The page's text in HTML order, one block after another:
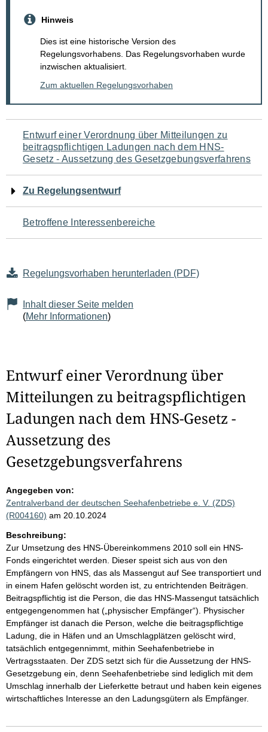
Hinweis
Dies ist eine historische Version des
Regelungsvorhabens. Das Regelungsvorhaben wurde
inzwischen aktualisiert.
Zum aktuellen Regelungsvorhaben
Navigation
für
den
Seiteninhalt
Entwurf einer Verordnung über Mitteilungen zu
beitragspflichtigen Ladungen nach dem HNS-
Gesetz - Aussetzung des Gesetzgebungsverfahrens
Zu Regelungsentwurf
Betroffene Interessenbereiche
Regelungsvorhaben herunterladen (PDF)
Inhalt dieser Seite melden
(Mehr Informationen)
Entwurf einer Verordnung über
Mitteilungen zu beitragspflichtigen
Ladungen nach dem HNS-Gesetz -
Aussetzung des
Gesetzgebungsverfahrens
Angegeben von:
Zentralverband der deutschen Seehafenbetriebe e. V. (ZDS)
(R004160) am 20.10.2024
Beschreibung:
Zur Umsetzung des HNS-Übereinkommens 2010 soll ein HNS-
Fonds eingerichtet werden. Dieser speist sich aus von den
Empfängern von HNS, das als Massengut auf See transportiert und
in einem Hafen gelöscht worden ist, zu entrichtenden Beiträgen.
Beitragspflichtig ist die Person, die das HNS-Massengut tatsächlich
entgegengenommen hat („physischer Empfänger“). Physischer
Empfänger ist danach die Person, welche die beitragspflichtige
Ladung, die in Häfen und an Umschlagplätzen gelöscht wird,
tatsächlich entgegennimmt, mithin Seehafenbetriebe in
Vertragsstaaten. Der ZDS setzt sich für die Aussetzung der HNS-
Gesetzgebung ein, denn Seehafenbetriebe sind lediglich mit dem
Umschlag innerhalb der Lieferkette betraut und haben kein eigenes
wirtschaftliches Interesse an den Ladungsgütern als Empfänger.